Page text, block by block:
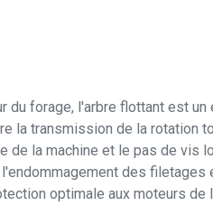
du forage, l'arbre flottant est
la transmission de la rotation
de la machine et le pas de vis
des
optimale aux moteurs de